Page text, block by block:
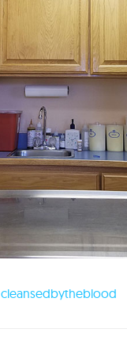
cleansedbytheblood